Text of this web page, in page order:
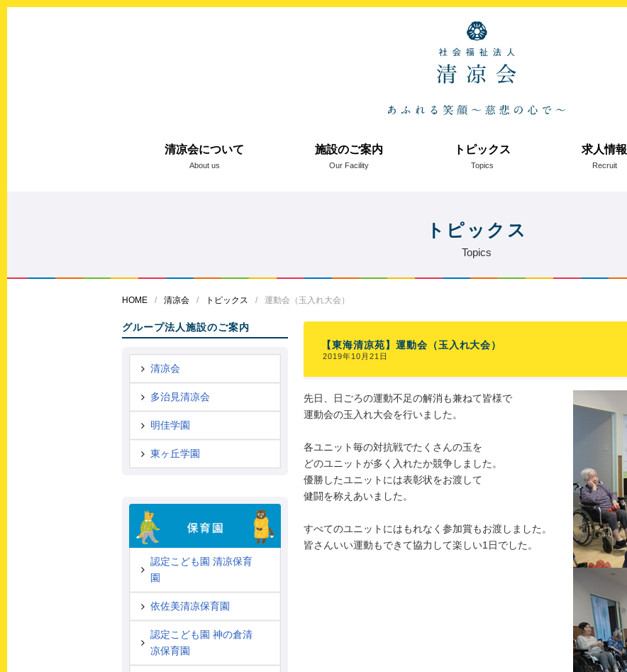
清凉会について
About us
施設のご案内
Our Facility
トピックス
Topics
求人情報
Recruit
トピックス
Topics
HOME 清凉会 トピックス 運動会（玉入れ大会）
グループ法人施設のご案内
清凉会
多治見清凉会
明佳学園
東ヶ丘学園
認定こども園 清凉保育
園
依佐美清凉保育園
認定こども園 神の倉清
凉保育園
【東海清凉苑】運動会（玉入れ大会）
2019年10月21日
先日、日ごろの運動不足の解消も兼ねて皆様で
運動会の玉入れ大会を行いました。
各ユニット毎の対抗戦でたくさんの玉を
どのユニットが多く入れたか競争しました。
優勝したユニットには表彰状をお渡して
健闘を称えあいました。
すべてのユニットにはもれなく参加賞もお渡しました。
皆さんいい運動もできて協力して楽しい1日でした。